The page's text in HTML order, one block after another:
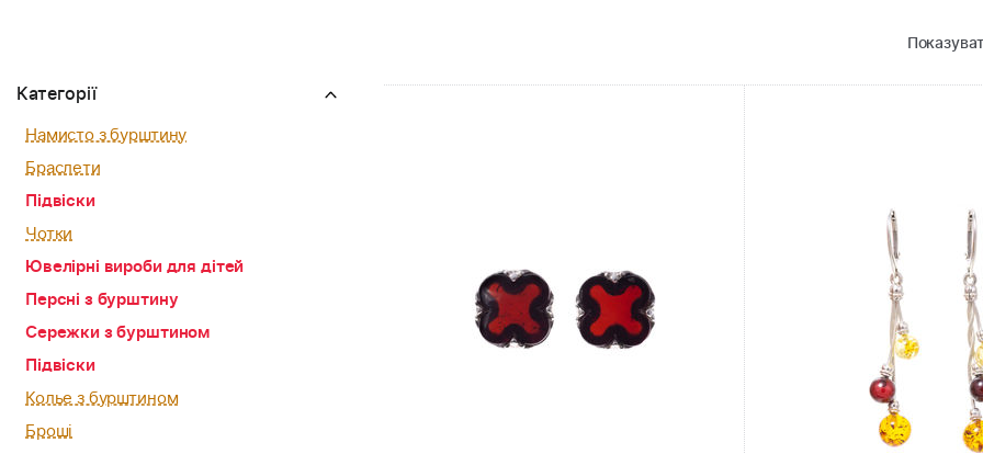
Категорії
Намисто з бурштину
Браслети
Підвіски
Чотки
Ювелірні вироби для дітей
Персні з бурштину
Сережки з бурштином
Підвіски
Колье з бурштином
Броші